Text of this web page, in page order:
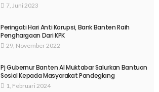
7, Juni 2023
Peringati Hari Anti Korupsi, Bank Banten Raih
Penghargaan Dari KPK
29, November 2022
Pj Gubernur Banten Al Muktabar Salurkan Bantuan
Sosial Kepada Masyarakat Pandeglang
1, Februari 2024